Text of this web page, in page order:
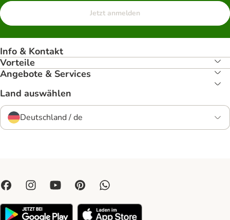
Jetzt anmelden
Info & Kontakt
Vorteile
Angebote & Services
Land auswählen
Deutschland / de